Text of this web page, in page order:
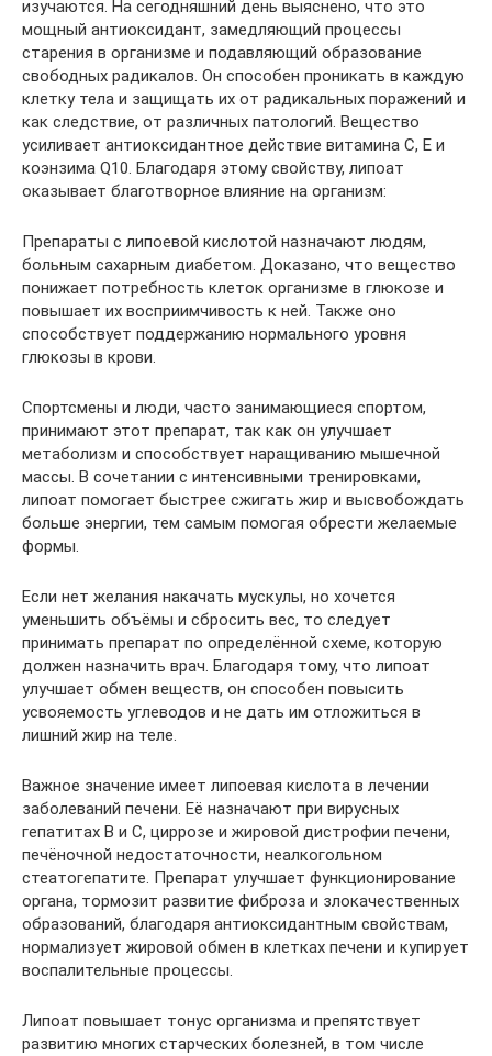
изучаются. На сегодняшний день выяснено, что это
мощный антиоксидант, замедляющий процессы
старения в организме и подавляющий образование
свободных радикалов. Он способен проникать в каждую
клетку тела и защищать их от радикальных поражений и
как следствие, от различных патологий. Вещество
усиливает антиоксидантное действие витамина C, E и
коэнзима Q10. Благодаря этому свойству, липоат
оказывает благотворное влияние на организм:
Препараты с липоевой кислотой назначают людям,
больным сахарным диабетом. Доказано, что вещество
понижает потребность клеток организме в глюкозе и
повышает их восприимчивость к ней. Также оно
способствует поддержанию нормального уровня
глюкозы в крови.
Спортсмены и люди, часто занимающиеся спортом,
принимают этот препарат, так как он улучшает
метаболизм и способствует наращиванию мышечной
массы. В сочетании с интенсивными тренировками,
липоат помогает быстрее сжигать жир и высвобождать
больше энергии, тем самым помогая обрести желаемые
формы.
Если нет желания накачать мускулы, но хочется
уменьшить объёмы и сбросить вес, то следует
принимать препарат по определённой схеме, которую
должен назначить врач. Благодаря тому, что липоат
улучшает обмен веществ, он способен повысить
усвояемость углеводов и не дать им отложиться в
лишний жир на теле.
Важное значение имеет липоевая кислота в лечении
заболеваний печени. Её назначают при вирусных
гепатитах B и C, циррозе и жировой дистрофии печени,
печёночной недостаточности, неалкогольном
стеатогепатите. Препарат улучшает функционирование
органа, тормозит развитие фиброза и злокачественных
образований, благодаря антиоксидантным свойствам,
нормализует жировой обмен в клетках печени и купирует
воспалительные процессы.
Липоат повышает тонус организма и препятствует
развитию многих старческих болезней, в том числе